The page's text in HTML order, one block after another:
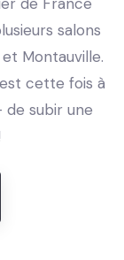
de France
salons
Montauville.
cette fois à
subir une